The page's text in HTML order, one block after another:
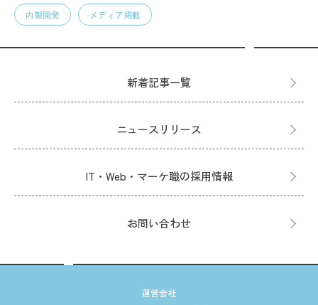
内製開発 メディア掲載
新着記事一覧
ニュースリリース
IT・Web・マーケ職の採用情報
お問い合わせ
運営会社